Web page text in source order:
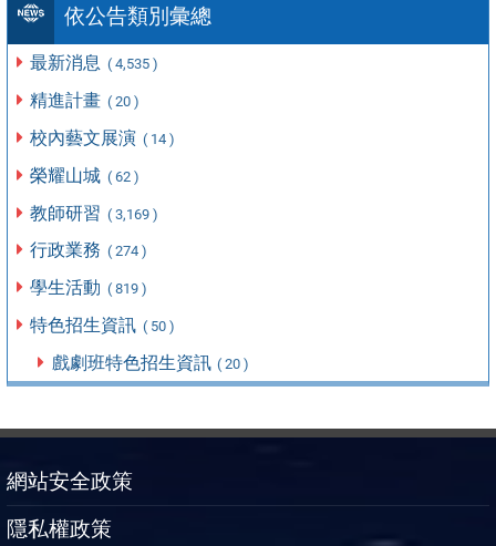
依公告類別彙總
最新消息 ( 4,535 )
精進計畫 ( 20 )
校內藝文展演 ( 14 )
榮耀山城 ( 62 )
教師研習 ( 3,169 )
行政業務 ( 274 )
學生活動 ( 819 )
特色招生資訊 ( 50 )
戲劇班特色招生資訊 ( 20 )
網站安全政策
隱私權政策